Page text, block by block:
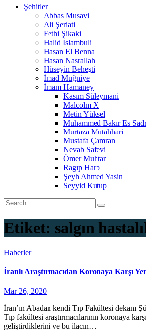
Şehitler
Abbas Musavi
Ali Şeriati
Fethi Şikaki
Halid İslambuli
Hasan El Benna
Hasan Nasrallah
Hüseyin Beheşti
İmad Muğniye
İmam Hamaney
Kasım Süleymani
Malcolm X
Metin Yüksel
Muhammed Bakır Es Sadr
Murtaza Mutahhari
Mustafa Çamran
Nevab Safevi
Ömer Muhtar
Ragıp Harb
Şeyh Ahmed Yasin
Seyyid Kutup
Etiket: salgın
Haberler
İranlı Araştırmacıdan Koronaya Karşı
Mar 26, 2020
İran’ın Abadan kendi Tıp Fakültesi dekanı
Tıp fakültesi araştırmacılarının koronaya
geliştirdiklerini ve bu ilacın…